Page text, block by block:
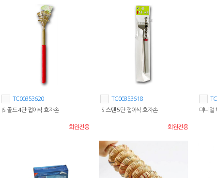
TC00353620
IS 골드 4단 접이식 효자손
회원전용
TC00353618
IS 스텐 5단 접이식 효자손
회원전용
미니멀